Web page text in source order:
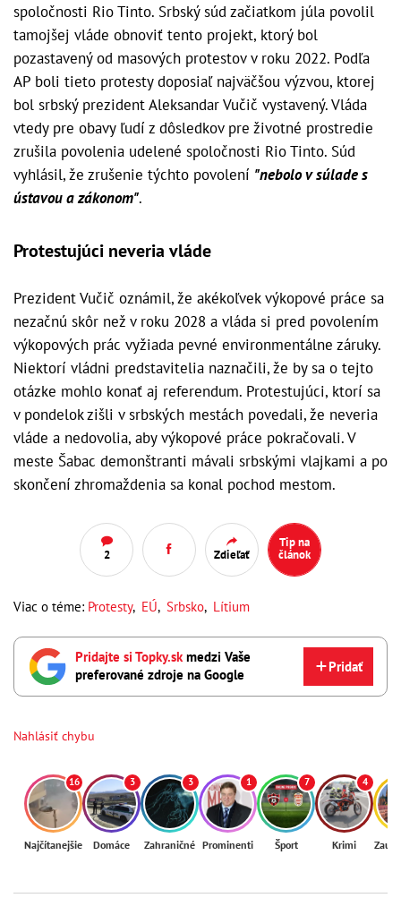
spoločnosti Rio Tinto. Srbský súd začiatkom júla povolil
tamojšej vláde obnoviť tento projekt, ktorý bol
pozastavený od masových protestov v roku 2022. Podľa
AP boli tieto protesty doposiaľ najväčšou výzvou, ktorej
bol srbský prezident Aleksandar Vučič vystavený. Vláda
vtedy pre obavy ľudí z dôsledkov pre životné prostredie
zrušila povolenia udelené spoločnosti Rio Tinto. Súd
vyhlásil, že zrušenie týchto povolení "nebolo v súlade s
ústavou a zákonom".
Protestujúci neveria vláde
Prezident Vučič oznámil, že akékoľvek výkopové práce sa
nezačnú skôr než v roku 2028 a vláda si pred povolením
výkopových prác vyžiada pevné environmentálne záruky.
Niektorí vládni predstavitelia naznačili, že by sa o tejto
otázke mohlo konať aj referendum. Protestujúci, ktorí sa
v pondelok zišli v srbských mestách povedali, že neveria
vláde a nedovolia, aby výkopové práce pokračovali. V
meste Šabac demonštranti mávali srbskými vlajkami a po
skončení zhromaždenia sa konal pochod mestom.
2 Zdieľať
Tip na
článok
Viac o téme: Protesty, EÚ, Srbsko, Lítium
Pridajte si Topky.skmedzi Vaše
preferované zdroje na Google
Pridať
Nahlásiť chybu
16
Najčítanejšie
3
Domáce
3
Zahraničné
1
Prominenti
7
Šport
4
Krimi